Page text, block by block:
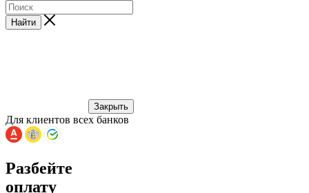
Найти
Закрыть
Для клиентов всех банков
Разбейте
оплату